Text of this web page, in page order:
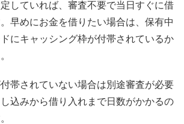
していれば、審査不要で当日すぐに借
早めにお金を借りたい場合は、保有中
にキャッシング枠が付帯されているか
帯されていない場合は別途審査が必要
込みから借り入れまで日数がかかるの